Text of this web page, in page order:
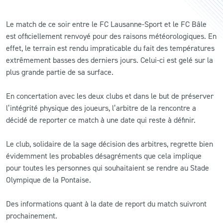
BUSINESS
RESTAURATION
CONTACT
LS E-SHOP
L’APP DU LS
MATCH DES CELEBRITES
Le match de ce soir entre le FC Lausanne-Sport et le FC Bâle
est officiellement renvoyé pour des raisons météorologiques. En
effet, le terrain est rendu impraticable du fait des températures
extrêmement basses des derniers jours. Celui-ci est gelé sur la
plus grande partie de sa surface.
En concertation avec les deux clubs et dans le but de préserver
l’intégrité physique des joueurs, l’arbitre de la rencontre a
décidé de reporter ce match à une date qui reste à définir.
Le club, solidaire de la sage décision des arbitres, regrette bien
évidemment les probables désagréments que cela implique
pour toutes les personnes qui souhaitaient se rendre au Stade
Olympique de la Pontaise.
Des informations quant à la date de report du match suivront
prochainement.